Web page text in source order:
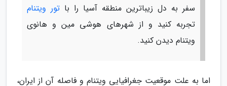
سفر به دل زیباترین منطقه آسیا را با تور ویتنام
تجربه کنید و از شهرهای هوشی مین و هانوی
ویتنام دیدن کنید.
اما به علت موقعیت جغرافیایی ویتنام و فاصله آن از ایران،